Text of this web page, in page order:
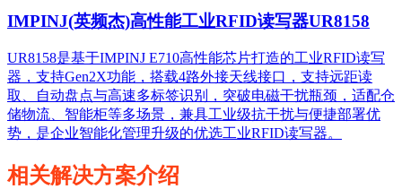
IMPINJ(英频杰)高性能工业RFID读写器UR8158
UR8158是基于IMPINJ E710高性能芯片打造的工业RFID读写
器，支持Gen2X功能，搭载4路外接天线接口，支持远距读
取、自动盘点与高速多标签识别，突破电磁干扰瓶颈，适配仓
储物流、智能柜等多场景，兼具工业级抗干扰与便捷部署优
势，是企业智能化管理升级的优选工业RFID读写器。
相关解决方案介绍